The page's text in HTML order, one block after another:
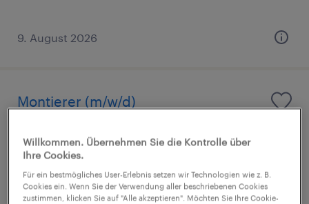
9. August 2026
Montierer (m/w/d)
Schnelldorf, Bayern
Arbeitnehmerüberlassung
€14,96 - €15,00 pro Stunde
Industrie und Handwerk
Willkommen. Übernehmen Sie die Kontrolle über
Ihre Cookies.
Für ein bestmögliches User-Erlebnis setzen wir Technologien wie z. B.
Cookies ein. Wenn Sie der Verwendung aller beschriebenen Cookies
zustimmen, klicken Sie auf "Alle akzeptieren". Möchten Sie Ihre Cookie-